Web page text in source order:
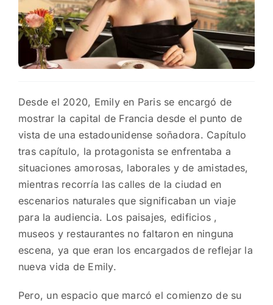
Desde el 2020, Emily en Paris se encargó de
mostrar la capital de Francia desde el punto de
vista de una estadounidense soñadora. Capítulo
tras capítulo, la protagonista se enfrentaba a
situaciones amorosas, laborales y de amistades,
mientras recorría las calles de la ciudad en
escenarios naturales que significaban un viaje
para la audiencia. Los paisajes, edificios ,
museos y restaurantes no faltaron en ninguna
escena, ya que eran los encargados de reflejar la
nueva vida de Emily.
Pero, un espacio que marcó el comienzo de su